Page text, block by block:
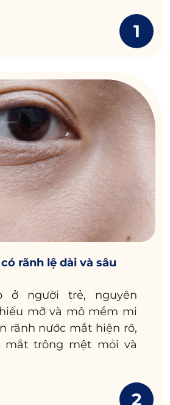
1
rãnh lệ dài và sâu
ở người trẻ, nguyên
mỡ và mô mềm mi
rãnh nước mắt hiện rõ,
mắt trông mệt mỏi và
2